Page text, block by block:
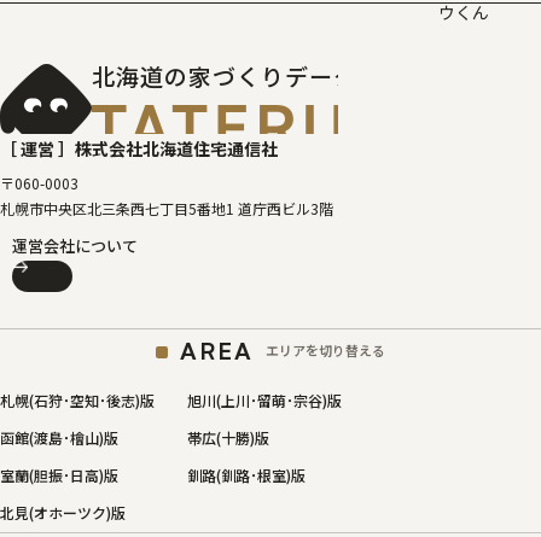
北海道の家づくりデータベース
［ 運営 ］ 株式会社北海道住宅通信社
〒060-0003
札幌市中央区北三条西七丁目5番地1 道庁西ビル3階
運営会社について
AREA エリアを切り替える
札幌(石狩･空知･後志)版
旭川(上川･留萌･宗谷)版
函館(渡島･檜山)版
帯広(十勝)版
室蘭(胆振･日高)版
釧路(釧路･根室)版
北見(オホーツク)版